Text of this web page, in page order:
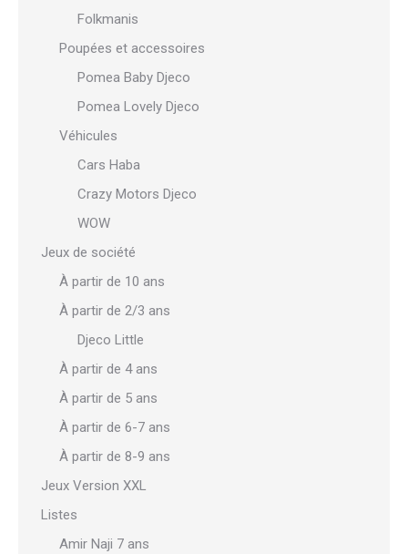
Folkmanis
Poupées et accessoires
Pomea Baby Djeco
Pomea Lovely Djeco
Véhicules
Cars Haba
Crazy Motors Djeco
WOW
Jeux de société
À partir de 10 ans
À partir de 2/3 ans
Djeco Little
À partir de 4 ans
À partir de 5 ans
À partir de 6-7 ans
À partir de 8-9 ans
Jeux Version XXL
Listes
Amir Naji 7 ans